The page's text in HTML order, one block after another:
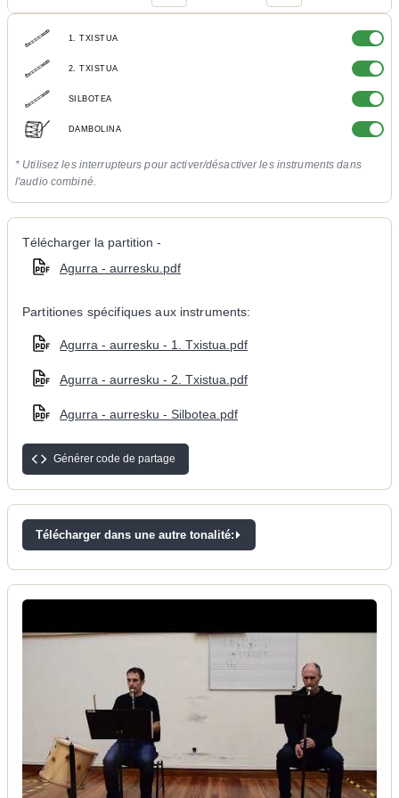
1. TXISTUA
2. TXISTUA
SILBOTEA
DAMBOLINA
* Utilisez les interrupteurs pour activer/désactiver les instruments dans
l'audio combiné.
Télécharger la partition -
Agurra - aurresku.pdf
Partitiones spécifiques aux instruments:
Agurra - aurresku - 1. Txistua.pdf
Agurra - aurresku - 2. Txistua.pdf
Agurra - aurresku - Silbotea.pdf
Générer code de partage
Télécharger dans une autre tonalité: